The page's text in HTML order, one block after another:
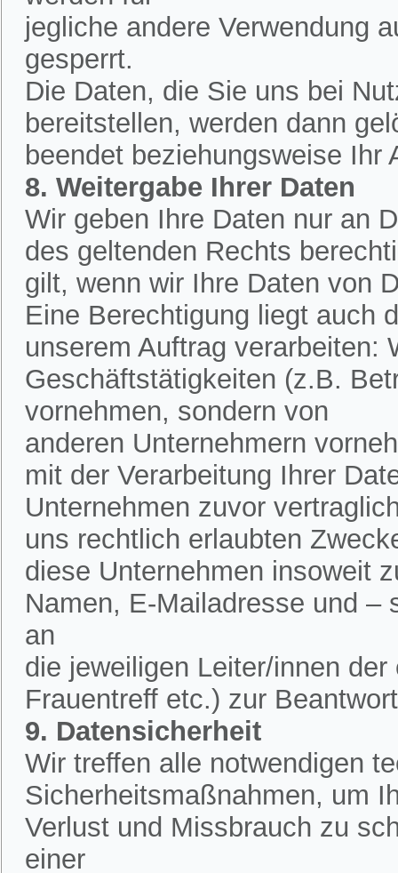
jegliche andere Verwendung
gesperrt.
Die Daten, die Sie uns bei
bereitstellen, werden dann
beendet beziehungsweise
8. Weitergabe Ihrer Daten
Wir geben Ihre Daten nur an
des geltenden Rechts
gilt, wenn wir Ihre Daten von
Eine Berechtigung liegt auch
unserem Auftrag verarbeiten:
Geschäftstätigkeiten (z.B.
vornehmen, sondern von
anderen Unternehmern
mit der Verarbeitung Ihrer
Unternehmen zuvor
uns rechtlich erlaubten
diese Unternehmen insoweit
Namen, E-Mailadresse und –
an
die jeweiligen Leiter/innen
Frauentreff etc.) zur
9. Datensicherheit
Wir treffen alle notwendigen
Sicherheitsmaßnahmen, um
Verlust und Missbrauch zu
einer